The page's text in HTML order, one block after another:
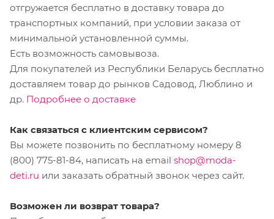
отгружается бесплатно в доставку товара до
транспортных компаний, при условии заказа от
минимальной установленной суммы.
Есть возможность самовывоза.
Для покупателей из Республики Беларусь бесплатно
доставляем товар до рынков Садовод, Люблино и
др. Подробнее о доставке
Как связаться с клиентским сервисом?
Вы можете позвонить по бесплатному номеру 8
(800) 775-81-84, написать на email shop@moda-
deti.ru или заказать обратный звонок через сайт.
Возможен ли возврат товара?